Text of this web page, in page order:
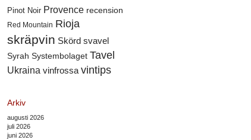
Pinot Noir Provence recension
Red Mountain Rioja
skräpvin Skörd svavel
Syrah Systembolaget Tavel
Ukraina vinfrossa vintips
Arkiv
augusti 2026
juli 2026
juni 2026